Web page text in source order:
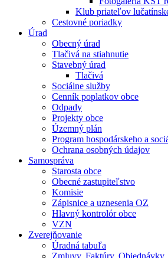
Klub priateľov
Cestovné poriadky
Úrad
Obecný úrad
Tlačivá na stiahnutie
Stavebný úrad
Tlačivá
Sociálne služby
Cenník poplatkov obce
Odpady
Projekty obce
Územný plán
Program hospodárskeho a
Ochrana osobných údajov
Samospráva
Starosta obce
Obecné zastupiteľstvo
Komisie
Zápisnice a uznesenia OZ
Hlavný kontrolór obce
VZN
Zverejňovanie
Úradná tabuľa
Zmluvy, Faktúry, Objednávky